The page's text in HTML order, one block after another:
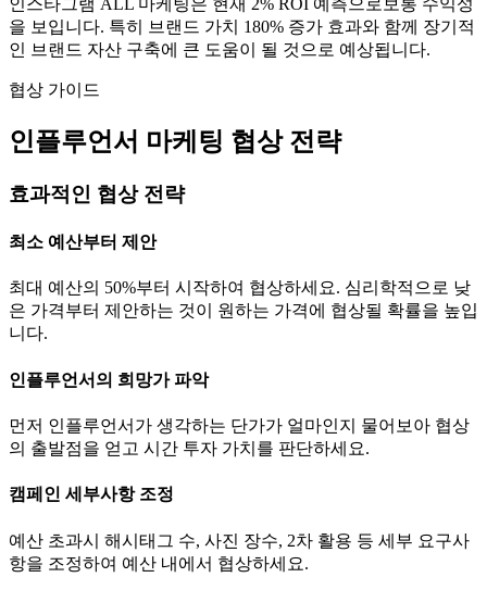
인스타그램 ALL 마케팅은 현재 2% ROI 예측으로 보통 수익성
을 보입니다. 특히 브랜드 가치
180% 증가 효과와 함께 장기적
인 브랜드 자산 구축에 큰 도움이 될 것으로 예상됩니다.
협상 가이드
인플루언서 마케팅 협상 전략
효과적인 협상 전략
최소 예산부터 제안
최대 예산의 50%부터 시작하여 협상하세요. 심리학적으로 낮
은 가격부터 제안하는 것이 원하는 가격에 협상될 확률을 높입
니다.
인플루언서의 희망가 파악
먼저 인플루언서가 생각하는 단가가 얼마인지 물어보아 협상
의 출발점을 얻고 시간 투자 가치를 판단하세요.
캠페인 세부사항 조정
예산 초과시 해시태그 수, 사진 장수, 2차 활용 등 세부 요구사
항을 조정하여 예산 내에서 협상하세요.